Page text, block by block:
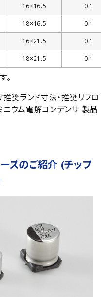
16×16.5 0.1
18×16.5 0.1
16×21.5 0.1
18×21.5 0.1
。
奨ランド寸法・推奨リフロ
ウム電解コンデンサ 製品
ズのご紹介 (チップ